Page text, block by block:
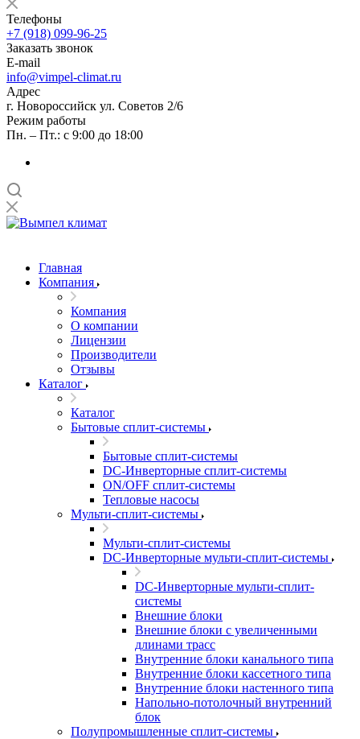
Телефоны
+7 (918) 099-96-25
Заказать звонок
E-mail
info@vimpel-climat.ru
Адрес
г. Новороссийск ул. Советов 2/6
Режим работы
Пн. – Пт.: с 9:00 до 18:00
Главная
Компания
Компания
О компании
Лицензии
Производители
Отзывы
Каталог
Каталог
Бытовые сплит-системы
Бытовые сплит-системы
DC-Инверторные сплит-системы
ON/OFF сплит-системы
Тепловые насосы
Мульти-сплит-системы
Мульти-сплит-системы
DC-Инверторные мульти-сплит-системы
DC-Инверторные мульти-сплит-
системы
Внешние блоки
Внешние блоки с увеличенными
длинами трасс
Внутренние блоки канального типа
Внутренние блоки кассетного типа
Внутренние блоки настенного типа
Напольно-потолочный внутренний
блок
Полупромышленные сплит-системы